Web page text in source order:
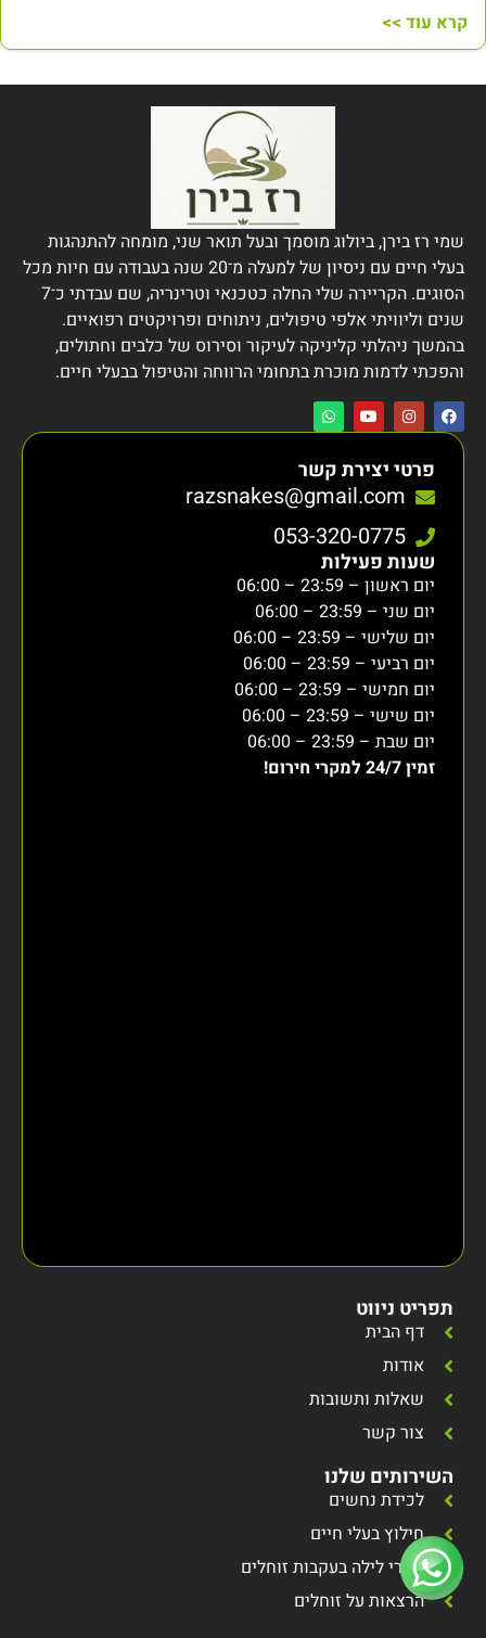
קרא עוד >>
שמי רז בירן, ביולוג מוסמך ובעל תואר שני, מומחה להתנהגות
בעלי חיים עם ניסיון של למעלה מ־20 שנה בעבודה עם חיות מכל
הסוגים. הקריירה שלי החלה כטכנאי וטרינריה, שם עבדתי כ־7
שנים וליוויתי אלפי טיפולים, ניתוחים ופרויקטים רפואיים.
בהמשך ניהלתי קליניקה לעיקור וסירוס של כלבים וחתולים,
והפכתי לדמות מוכרת בתחומי הרווחה והטיפול בבעלי חיים.
פרטי יצירת קשר
razsnakes@gmail.com
053-320-0775
שעות פעילות
יום ראשון – 23:59 – 06:00
יום שני – 23:59 – 06:00
יום שלישי – 23:59 – 06:00
יום רביעי – 23:59 – 06:00
יום חמישי – 23:59 – 06:00
יום שישי – 23:59 – 06:00
יום שבת – 23:59 – 06:00
זמין 24/7 למקרי חירום!
תפריט ניווט
דף הבית
אודות
שאלות ותשובות
צור קשר
השירותים שלנו
לכידת נחשים
חילוץ בעלי חיים
סיורי לילה בעקבות זוחלים
הרצאות על זוחלים